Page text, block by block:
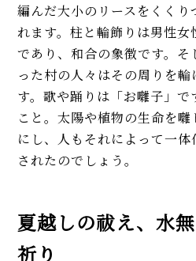
編んだ大小のリースをくくり
れます。柱と輪飾りは男性
であり、和合の象徴です。
った村の人々はその周りを
す。歌や踊りは「お囃子」
こと。太陽や植物の生命を
にし、人もそれによって一
されたのでしょう。
夏越しの祓え、水
祈り